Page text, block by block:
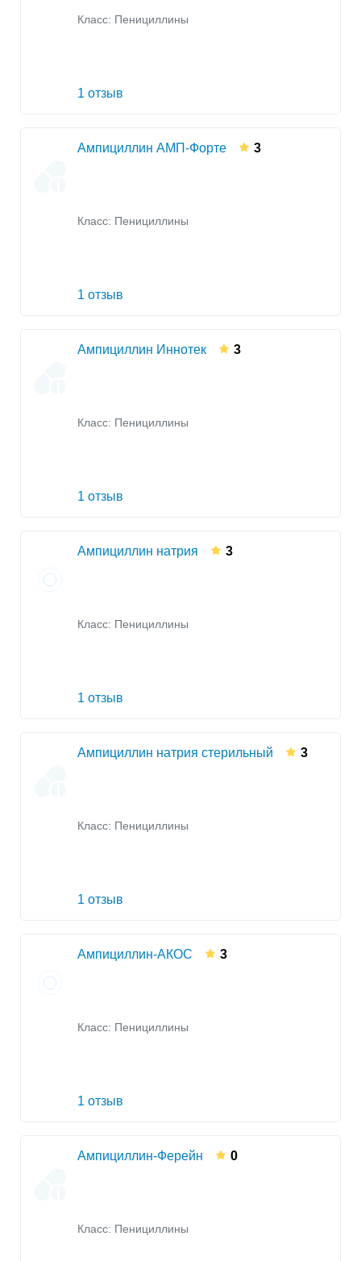
Класс: Пенициллины
1 отзыв
Ампициллин АМП-Форте 3
Класс: Пенициллины
1 отзыв
Ампициллин Иннотек 3
Класс: Пенициллины
1 отзыв
Ампициллин натрия 3
Класс: Пенициллины
1 отзыв
Ампициллин натрия стерильный 3
Класс: Пенициллины
1 отзыв
Ампициллин-АКОС 3
Класс: Пенициллины
1 отзыв
Ампициллин-Ферейн 0
Класс: Пенициллины